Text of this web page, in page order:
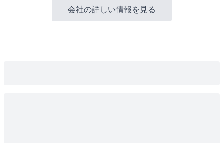
会社の詳しい情報を見る